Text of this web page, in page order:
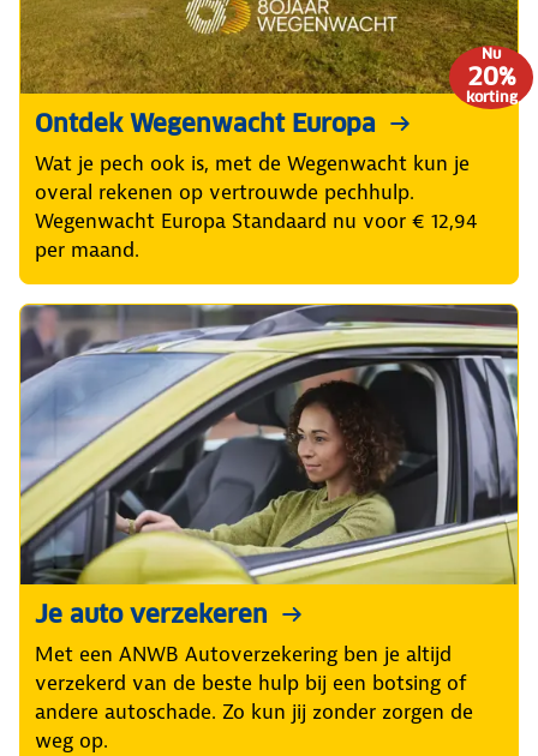
Nu
20%
korting
Ontdek Wegenwacht Europa
Wat je pech ook is, met de Wegenwacht kun je
overal rekenen op vertrouwde pechhulp.
Wegenwacht Europa Standaard nu voor € 12,94
per maand.
Je auto verzekeren
Met een ANWB Autoverzekering ben je altijd
verzekerd van de beste hulp bij een botsing of
andere autoschade. Zo kun jij zonder zorgen de
weg op.